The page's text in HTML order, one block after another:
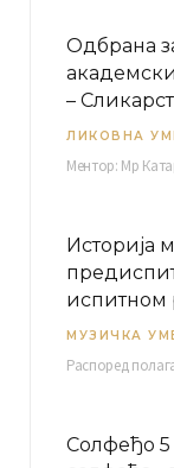
Одбрана
–
ЛИКОВНА
Историја
испитном
МУЗИЧКА
Солфеђо 5